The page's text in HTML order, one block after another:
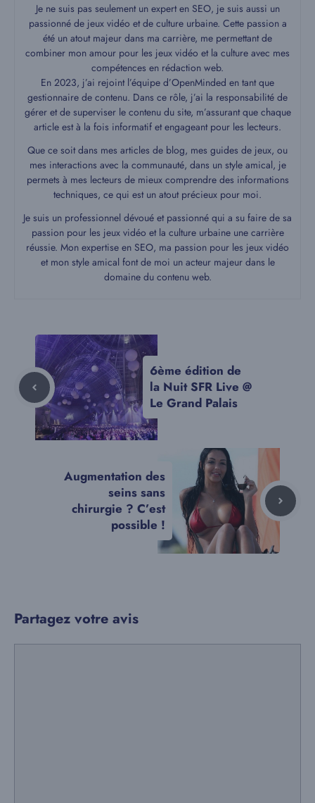
Je ne suis pas seulement un expert en SEO, je suis aussi un
passionné de jeux vidéo et de culture urbaine. Cette passion a
été un atout majeur dans ma carrière, me permettant de
combiner mon amour pour les jeux vidéo et la culture avec mes
compétences en rédaction web.
En 2023, j’ai rejoint l’équipe d’OpenMinded en tant que
gestionnaire de contenu. Dans ce rôle, j’ai la responsabilité de
gérer et de superviser le contenu du site, m’assurant que chaque
article est à la fois informatif et engageant pour les lecteurs.
Que ce soit dans mes articles de blog, mes guides de jeux, ou
mes interactions avec la communauté, dans un style amical, je
permets à mes lecteurs de mieux comprendre des informations
techniques, ce qui est un atout précieux pour moi.
Je suis un professionnel dévoué et passionné qui a su faire de sa
passion pour les jeux vidéo et la culture urbaine une carrière
réussie. Mon expertise en SEO, ma passion pour les jeux vidéo
et mon style amical font de moi un acteur majeur dans le
domaine du contenu web.
6ème édition de
la Nuit SFR Live @
Le Grand Palais
Augmentation des
seins sans
chirurgie ? C’est
possible !
Partagez votre avis